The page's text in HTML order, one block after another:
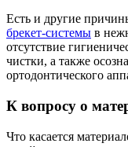
Есть и другие
брекет-системы в
отсутствие
чистки, а также
ортодонтического
К вопросу о
Что касается